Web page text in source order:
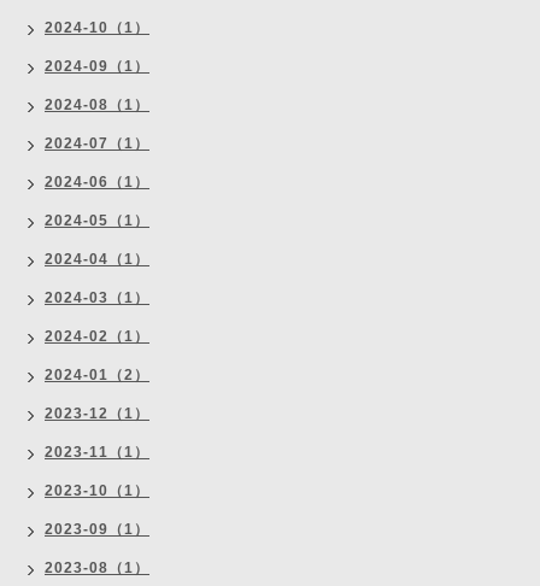
2024-10（1）
2024-09（1）
2024-08（1）
2024-07（1）
2024-06（1）
2024-05（1）
2024-04（1）
2024-03（1）
2024-02（1）
2024-01（2）
2023-12（1）
2023-11（1）
2023-10（1）
2023-09（1）
2023-08（1）